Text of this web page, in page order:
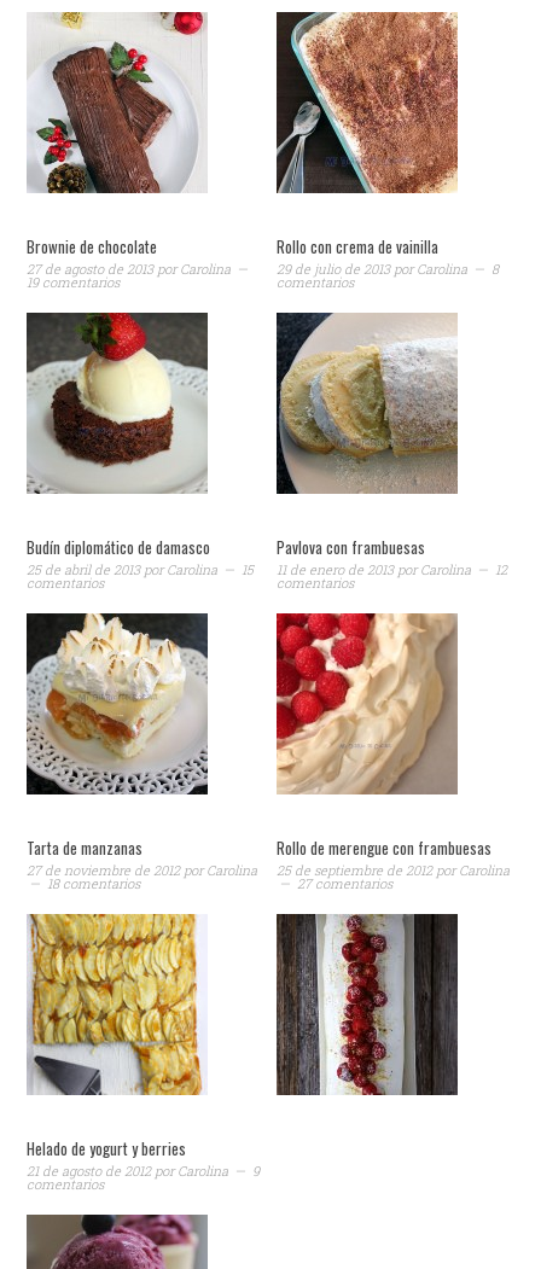
Brownie de chocolate
27 de agosto de 2013porCarolina
19 comentarios
Rollo con crema de vainilla
29 de julio de 2013porCarolina 8
comentarios
Budín diplomático de damasco
25 de abril de 2013porCarolina 15
comentarios
Pavlova con frambuesas
11 de enero de 2013porCarolina 12
comentarios
Tarta de manzanas
27 de noviembre de 2012porCarolina
18 comentarios
Rollo de merengue con frambuesas
25 de septiembre de 2012porCarolina
27 comentarios
Helado de yogurt y berries
21 de agosto de 2012porCarolina 9
comentarios